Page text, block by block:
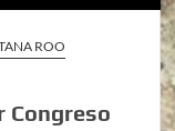
ROO
Congreso